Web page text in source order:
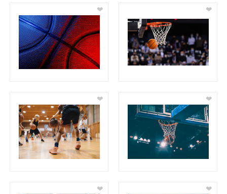
❤ ❤
❤ ❤
❤ ❤